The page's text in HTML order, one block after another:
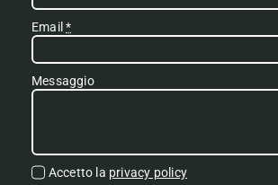
Email*
Messaggio
Accetto la privacy policy